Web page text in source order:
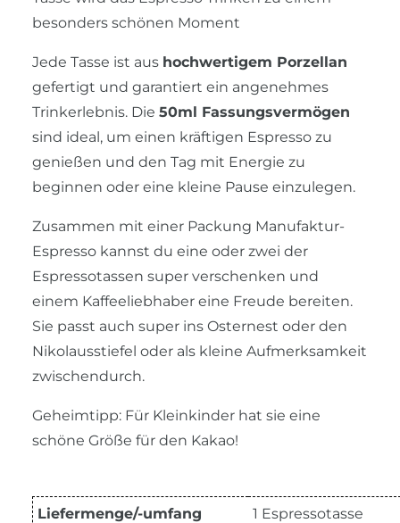
besonders schönen Moment
Jede Tasse ist aus hochwertigem Porzellan
gefertigt und garantiert ein angenehmes
Trinkerlebnis. Die 50ml Fassungsvermögen
sind ideal, um einen kräftigen Espresso zu
genießen und den Tag mit Energie zu
beginnen oder eine kleine Pause einzulegen.
Zusammen mit einer Packung Manufaktur-
Espresso kannst du eine oder zwei der
Espressotassen super verschenken und
einem Kaffeeliebhaber eine Freude bereiten.
Sie passt auch super ins Osternest oder den
Nikolausstiefel oder als kleine Aufmerksamkeit
zwischendurch.
Geheimtipp: Für Kleinkinder hat sie eine
schöne Größe für den Kakao!
Liefermenge/-umfang 1 Espressotasse